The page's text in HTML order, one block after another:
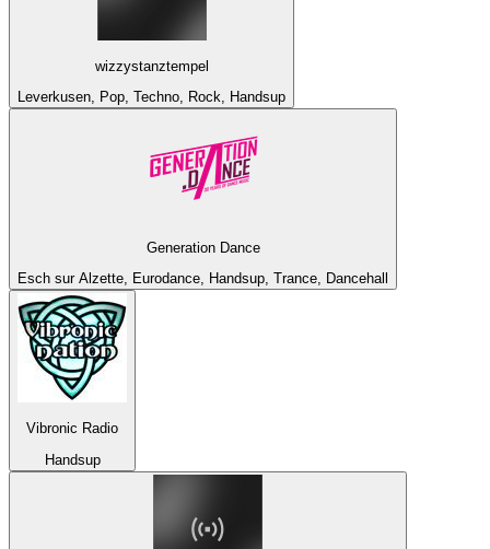
wizzystanztempel
Leverkusen, Pop, Techno, Rock, Handsup
Generation Dance
Esch sur Alzette, Eurodance, Handsup, Trance, Dancehall
Vibronic Radio
Handsup